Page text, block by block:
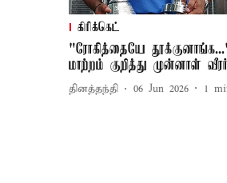
கிரிக்கெட்
"ரோகித்தையே
மாற்றம் குறித்து முன்னாள்
தினத்தந்தி 06 Jun 2026 1